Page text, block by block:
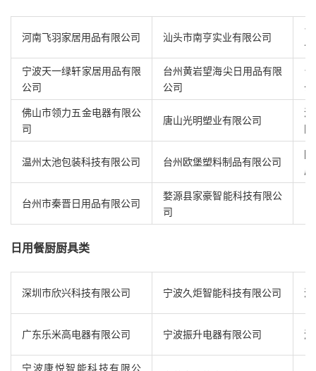
河南飞羽家居用品有限公司 汕头市南亨实业有限公司
宁波天一绿轩家居用品有限
公司
台州黄岩望海尖日用品有限
公司
佛山市领力五金电器有限公
司
唐山光明塑业有限公司
深
温州太池包装科技有限公司 台州欧堡塑料制品有限公司
厂
台州市秦晋日用品有限公司
婺源县家豪智能科技有限公
司
日用餐厨厨具类
深圳市欣兴科技有限公司 宁波久炬智能科技有限公司 深
广东乐米高电器有限公司 宁波振升电器有限公司 浙
宁波康悦智能科技有限公